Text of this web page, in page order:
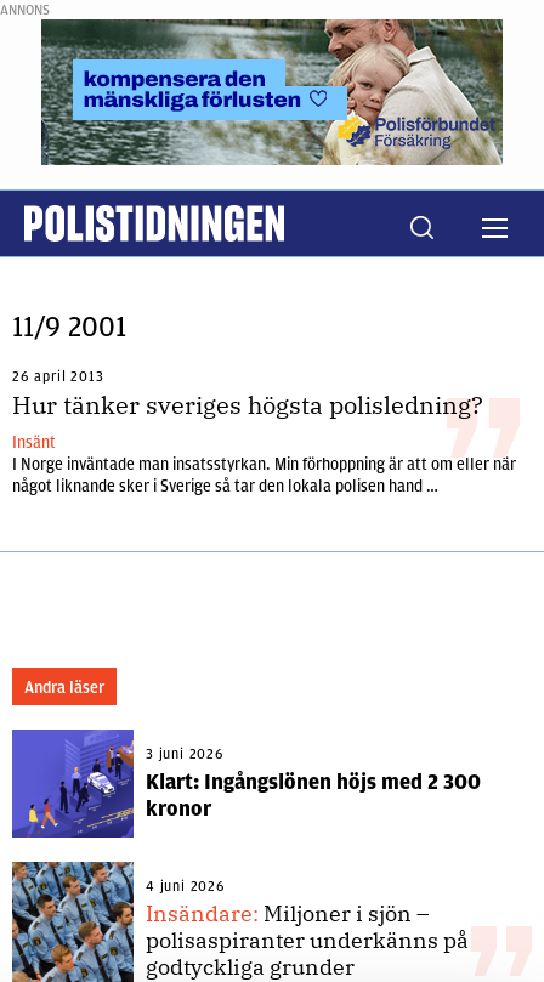
ANNONS
11/9 2001
26 april 2013
Hur tänker sveriges högsta polisledning?
Insänt
I Norge inväntade man insatsstyrkan. Min förhoppning är att om eller när
något liknande sker i Sverige så tar den lokala polisen hand …
Andra läser
3 juni 2026
Klart: Ingångslönen höjs med 2 300
kronor
4 juni 2026
Insändare: Miljoner i sjön –
polisaspiranter underkänns på
godtyckliga grunder